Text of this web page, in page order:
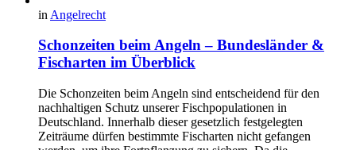
in Angelrecht
Schonzeiten beim Angeln – Bundesländer &
Fischarten im Überblick
Die Schonzeiten beim Angeln sind entscheidend für den
nachhaltigen Schutz unserer Fischpopulationen in
Deutschland. Innerhalb dieser gesetzlich festgelegten
Zeiträume dürfen bestimmte Fischarten nicht gefangen